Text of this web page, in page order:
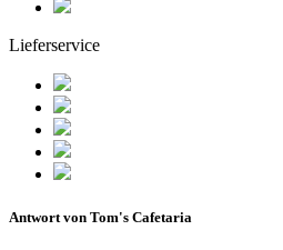
Lieferservice
Antwort von Tom's Cafetaria